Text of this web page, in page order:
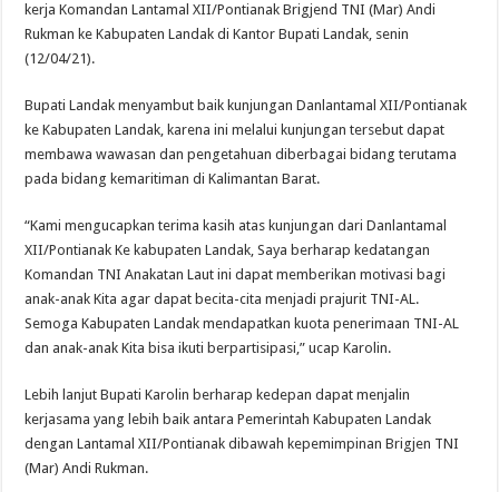
kerja Komandan Lantamal XII/Pontianak Brigjend TNI (Mar) Andi
Rukman ke Kabupaten Landak di Kantor Bupati Landak, senin
(12/04/21).
Bupati Landak menyambut baik kunjungan Danlantamal XII/Pontianak
ke Kabupaten Landak, karena ini melalui kunjungan tersebut dapat
membawa wawasan dan pengetahuan diberbagai bidang terutama
pada bidang kemaritiman di Kalimantan Barat.
“Kami mengucapkan terima kasih atas kunjungan dari Danlantamal
XII/Pontianak Ke kabupaten Landak, Saya berharap kedatangan
Komandan TNI Anakatan Laut ini dapat memberikan motivasi bagi
anak-anak Kita agar dapat becita-cita menjadi prajurit TNI-AL.
Semoga Kabupaten Landak mendapatkan kuota penerimaan TNI-AL
dan anak-anak Kita bisa ikuti berpartisipasi,” ucap Karolin.
Lebih lanjut Bupati Karolin berharap kedepan dapat menjalin
kerjasama yang lebih baik antara Pemerintah Kabupaten Landak
dengan Lantamal XII/Pontianak dibawah kepemimpinan Brigjen TNI
(Mar) Andi Rukman.